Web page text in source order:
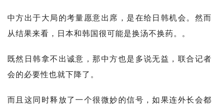
中方出于大局的考量愿意出席，是在给日韩机会。 然而
从结果来看，日本和韩国很可能是换汤不换药。 。
既然日韩拿不出诚意，那中方也是多说无益，联合记者
会的必要性也就下降了。
而且这同时释放了一个很微妙的信号，如果连外长会都